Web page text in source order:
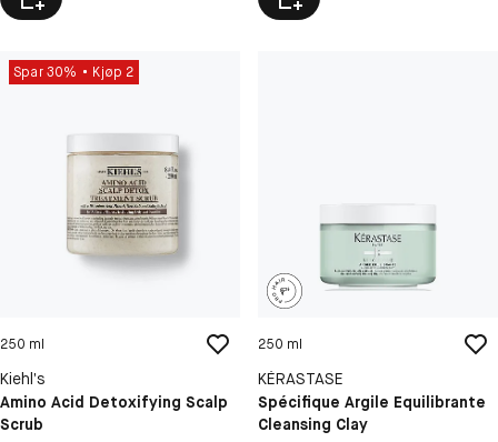
Spar 30% Kjøp 2
250 ml
Kiehl’s
Amino Acid Detoxifying Scalp
Scrub
250 ml
KÉRASTASE
Spécifique Argile Equilibrante
Cleansing Clay